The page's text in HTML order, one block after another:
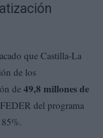
que Castilla-La
de los
de 49,8 millones de
del programa